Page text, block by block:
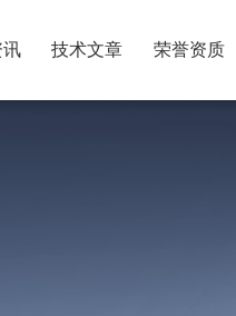
讯 技术文章 荣誉资质